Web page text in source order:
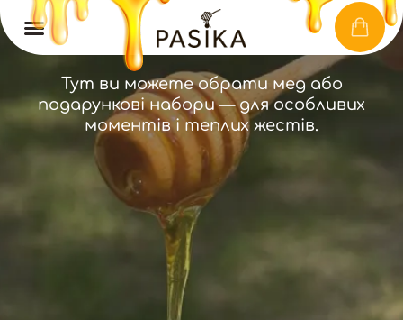
КАТАЛОГ
Тут ви можете обрати мед або
подарункові набори — для особливих
моментів і теплих жестів.